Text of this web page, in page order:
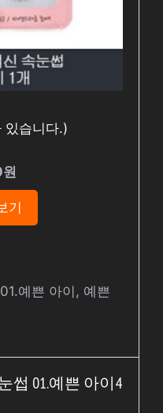
있습니다.)
기
예쁜 아이, 예쁜
썹 01.예쁜 아이4